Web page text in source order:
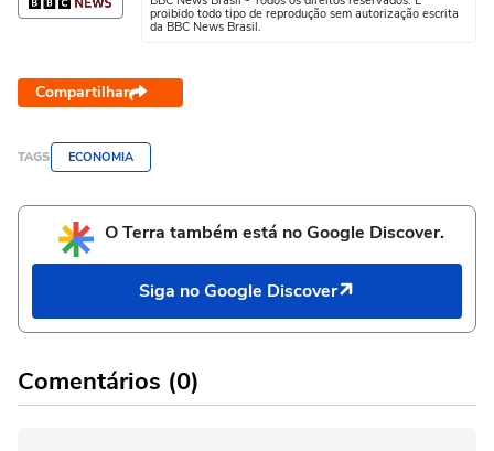
proibido todo tipo de reprodução sem autorização escrita
da BBC News Brasil.
Compartilhar
TAGS ECONOMIA
O Terra também está no Google Discover.
Siga no Google Discover
Comentários (0)